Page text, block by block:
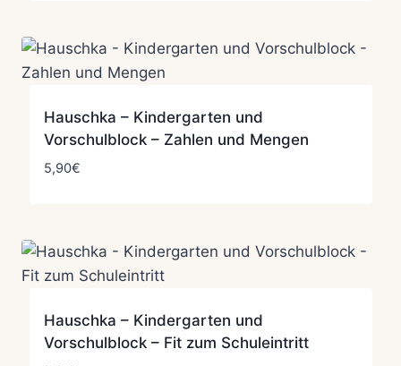
Hauschka – Kindergarten und
Vorschulblock – Zahlen und Mengen
5,90€
Hauschka – Kindergarten und
Vorschulblock – Fit zum Schuleintritt